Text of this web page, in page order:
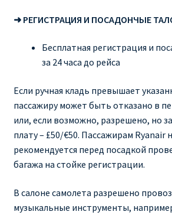
➜ РЕГИСТРАЦИЯ И ПОСАДОНЧЫЕ
Бесплатная регистрация и
за 24 часа до рейса
Если ручная кладь превышает
пассажиру может быть отказано в
или, если возможно, разрешено, но
плату – £50/€50. Пассажирам Ryanair
рекомендуется перед посадкой
багажа на стойке регистрации.
В салоне самолета разрешено
музыкальные инструменты,